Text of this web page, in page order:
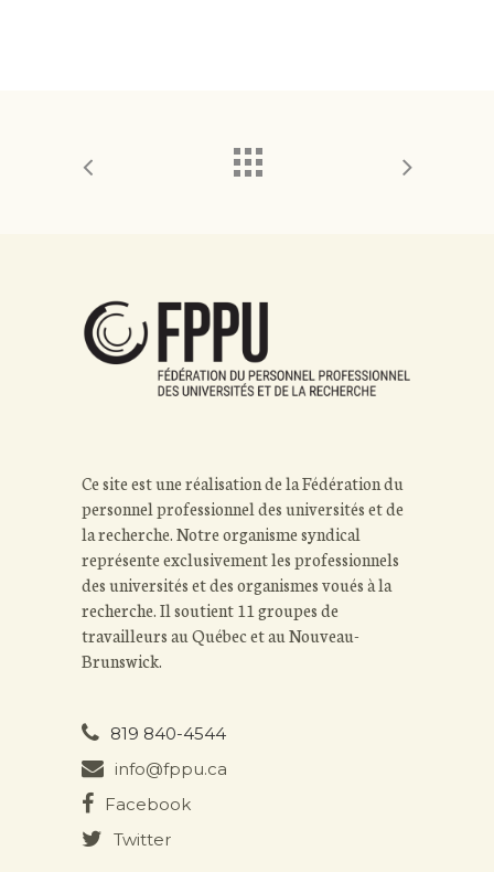
Ce site est une réalisation de la Fédération du
personnel professionnel des universités et de
la recherche. Notre organisme syndical
représente exclusivement les professionnels
des universités et des organismes voués à la
recherche. Il soutient 11 groupes de
travailleurs au Québec et au Nouveau-
Brunswick.
819 840-4544
info@fppu.ca
Facebook
Twitter